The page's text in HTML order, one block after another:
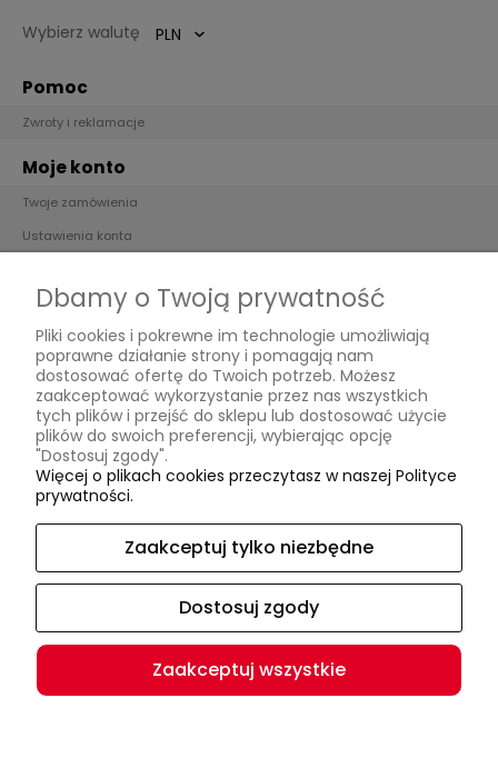
Wybierz walutę
Pomoc
Zwroty i reklamacje
Moje konto
Twoje zamówienia
Ustawienia konta
Płatności i dostawa
Formy płatności
Czas i koszty dostawy
Czas realizacji zamówienia
Informacje
Jak się mierzyć?
Kontakt i dane firmy
Dbamy o Twoją prywatność
Pliki cookies i pokrewne im technologie umożliwiają
poprawne działanie strony i pomagają nam
dostosować ofertę do Twoich potrzeb. Możesz
zaakceptować wykorzystanie przez nas wszystkich
tych plików i przejść do sklepu lub dostosować użycie
plików do swoich preferencji, wybierając opcję
"Dostosuj zgody".
Więcej o plikach cookies przeczytasz w naszej Polityce
prywatności.
Zaakceptuj tylko niezbędne
Dostosuj zgody
Zaakceptuj wszystkie